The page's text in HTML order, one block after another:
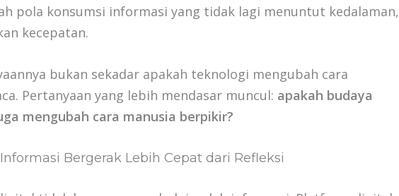
pola konsumsi informasi yang tidak lagi menuntut kedalaman,
kecepatan.
bukan sekadar apakah teknologi mengubah cara
Pertanyaan yang lebih mendasar muncul: apakah budaya
mengubah cara manusia berpikir?
Bergerak Lebih Cepat dari Refleksi